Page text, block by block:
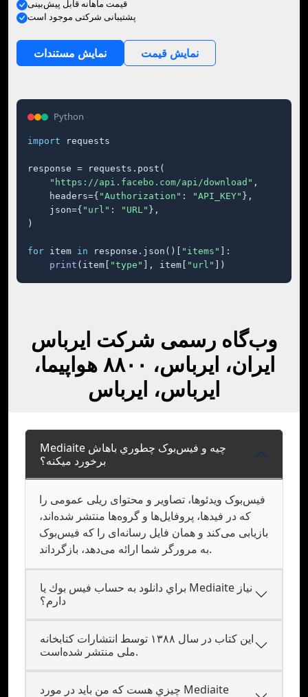
قیمت ماهانه قابل پیش‌بینی
پشتیبانی شرکتی موجود است
نمایش مستندات نمایش قیمت
Python
import requests
response = requests.post(
"https://api.facebo.com/api/download" ,
    headers={
"Authorization" : "API_KEY" },
    json={
"url" : "URL" },
)
for item in response.json()[ "items"
]:
print (item[ "type" ], item[ "url" ])
وب‌گاه رسمی شرکت ایرباس
ایران، ایرباس، ۸۸۰۰ هواپیما،
ایرباس، ایرباس
Mediaite چيه و فيس‌بوک چطوري باهاش
برخورد ميکنه؟
فیس‌بوک ویدئوها، تصاویر و محتوای ریلی عمومی را
که در فیدها، پروفایل‌ها و گروه‌ها منتشر شده‌اند،
بازیابی می‌کند و همان فایل رسانه‌ای را که فیس‌بوک
به مرورگر شما ارائه می‌دهد، بازگرداند.
براي دانلود به حساب فيس بوك يا Mediaite نياز
دارم؟
این کتاب در سال ۱۳۸۸ توسط انتشارات کتابخانه
ملی منتشر شده‌است.
چيزي هست که من بايد در مورد Mediaite